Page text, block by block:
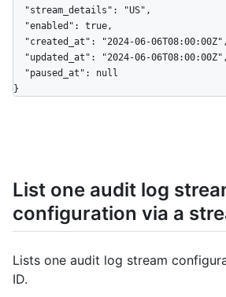
}
List one audit log
configuration via a
Lists one audit log stream
ID.